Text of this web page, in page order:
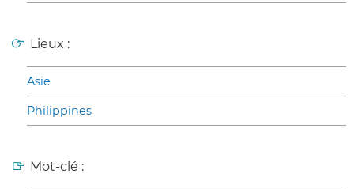
Lieux :
Asie
Philippines
Mot-clé :